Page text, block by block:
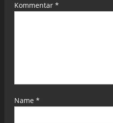
Kommentar *
Name *